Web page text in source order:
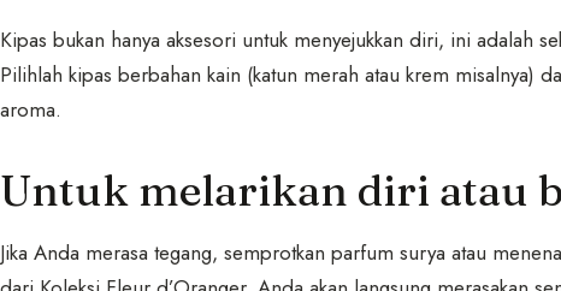
Kipas bukan hanya aksesori untuk menyejukkan diri, ini adalah
Pilihlah kipas berbahan kain (katun merah atau krem misalnya)
aroma.
Untuk melarikan diri atau
Jika Anda merasa tegang, semprotkan parfum surya atau